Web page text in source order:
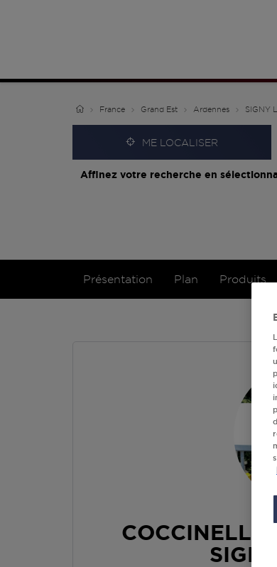
France Grand Est Ardennes SIGNY
ME LOCALISER
Affinez votre recherche en
Présentation Plan Produits
COCCINELLE